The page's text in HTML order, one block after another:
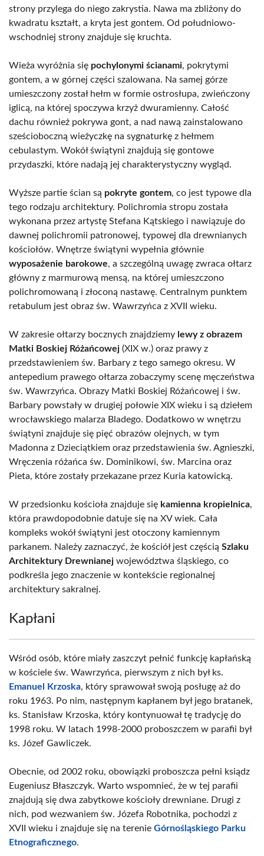
strony przylega do niego zakrystia. Nawa ma zbliżony do
kwadratu kształt, a kryta jest gontem. Od południowo-
wschodniej strony znajduje się kruchta.
Wieża wyróżnia się pochylonymi ścianami, pokrytymi
gontem, a w górnej części szalowana. Na samej górze
umieszczony został hełm w formie ostrosłupa, zwieńczony
iglicą, na której spoczywa krzyż dwuramienny. Całość
dachu również pokrywa gont, a nad nawą zainstalowano
sześcioboczną wieżyczkę na sygnaturkę z hełmem
cebulastym. Wokół świątyni znajdują się gontowe
przydaszki, które nadają jej charakterystyczny wygląd.
Wyższe partie ścian są pokryte gontem, co jest typowe dla
tego rodzaju architektury. Polichromia stropu została
wykonana przez artystę Stefana Kątskiego i nawiązuje do
dawnej polichromii patronowej, typowej dla drewnianych
kościołów. Wnętrze świątyni wypełnia głównie
wyposażenie barokowe, a szczególną uwagę zwraca ołtarz
główny z marmurową mensą, na której umieszczono
polichromowaną i złoconą nastawę. Centralnym punktem
retabulum jest obraz św. Wawrzyńca z XVII wieku.
W zakresie ołtarzy bocznych znajdziemy lewy z obrazem
Matki Boskiej Różańcowej (XIX w.) oraz prawy z
przedstawieniem św. Barbary z tego samego okresu. W
antepedium prawego ołtarza zobaczymy scenę męczeństwa
św. Wawrzyńca. Obrazy Matki Boskiej Różańcowej i św.
Barbary powstały w drugiej połowie XIX wieku i są dziełem
wrocławskiego malarza Bladego. Dodatkowo w wnętrzu
świątyni znajduje się pięć obrazów olejnych, w tym
Madonna z Dzieciątkiem oraz przedstawienia św. Agnieszki,
Wręczenia różańca św. Dominikowi, św. Marcina oraz
Pieta, które zostały przekazane przez Kuria katowicką.
W przedsionku kościoła znajduje się kamienna kropielnica,
która prawdopodobnie datuje się na XV wiek. Cała
kompleks wokół świątyni jest otoczony kamiennym
parkanem. Należy zaznaczyć, że kościół jest częścią Szlaku
Architektury Drewnianej województwa śląskiego, co
podkreśla jego znaczenie w kontekście regionalnej
architektury sakralnej.
Kapłani
Wśród osób, które miały zaszczyt pełnić funkcję kapłańską
w kościele św. Wawrzyńca, pierwszym z nich był ks.
Emanuel Krzoska, który sprawował swoją posługę aż do
roku 1963. Po nim, następnym kapłanem był jego bratanek,
ks. Stanisław Krzoska, który kontynuował tę tradycję do
1998 roku. W latach 1998-2000 proboszczem w parafii był
ks. Józef Gawliczek.
Obecnie, od 2002 roku, obowiązki proboszcza pełni ksiądz
Eugeniusz Błaszczyk. Warto wspomnieć, że w tej parafii
znajdują się dwa zabytkowe kościoły drewniane. Drugi z
nich, pod wezwaniem św. Józefa Robotnika, pochodzi z
XVII wieku i znajduje się na terenie Górnośląskiego Parku
Etnograficznego.